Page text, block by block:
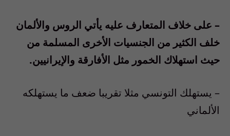
– على خلاف المتعارف عليه يأتي الروس والألمان
خلف الكثير من الجنسيات الأخرى المسلمة من
حيث استهلاك الخمور مثل الأفارقة والإيرانيين.
– يستهلك التونسي مثلا تقريبا ضعف ما يستهلكه
الألماني